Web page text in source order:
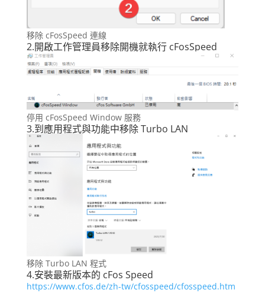
移除 cFosSpeed 連線
2.開啟工作管理員移除開機就執行 cFosSpeed
停用 cFosSpeed Window 服務
3.到應用程式與功能中移除 Turbo LAN
移除 Turbo LAN 程式
4.安裝最新版本的 cFos Speed
https://www.cfos.de/zh-tw/cfosspeed/cfosspeed.htm